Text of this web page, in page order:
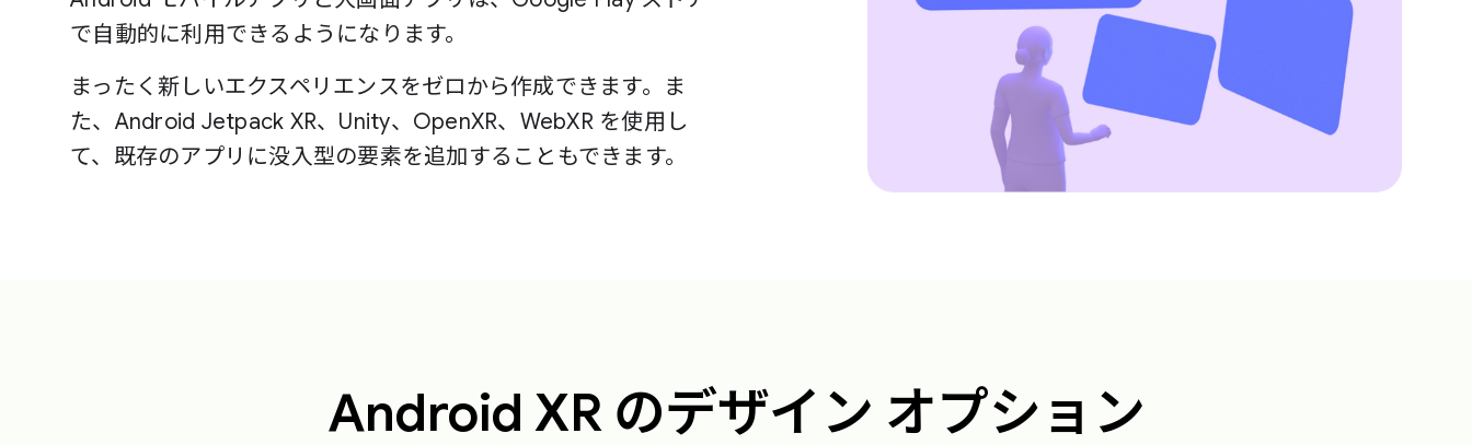
で自動的に利用できるようになります。
まったく新しいエクスペリエンスをゼロから作成できます。ま
た、Android Jetpack XR、Unity、OpenXR、WebXR を使用し
て、既存のアプリに没入型の要素を追加することもできます。
Android XR のデザイン オプション